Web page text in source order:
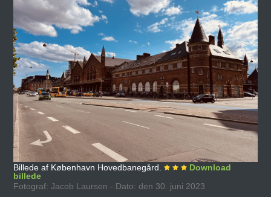
Billede af København Hovedbanegård.
Download
billede
Fotograf: Jacob Laursen - Dato: den 30. juni 2023